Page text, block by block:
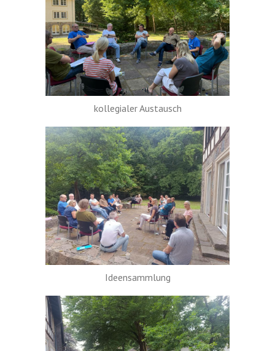
kollegialer Austausch
Ideensammlung